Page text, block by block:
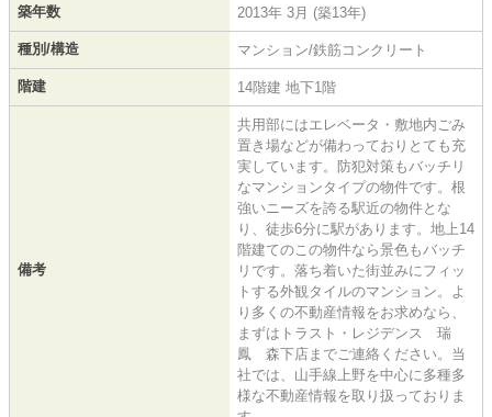
築年数 2013年 3月 (築13年)
種別/構造 マンション/鉄筋コンクリート
階建 14階建 地下1階
備考
共用部にはエレベータ・敷地内ごみ
置き場などが備わっておりとても充
実しています。防犯対策もバッチリ
なマンションタイプの物件です。根
強いニーズを誇る駅近の物件とな
り、徒歩6分に駅があります。地上14
階建てのこの物件なら景色もバッチ
リです。落ち着いた街並みにフィッ
トする外観タイルのマンション。よ
り多くの不動産情報をお求めなら、
まずはトラスト・レジデンス 瑞
鳳 森下店までご連絡ください。当
社では、山手線上野を中心に多種多
様な不動産情報を取り扱っておりま